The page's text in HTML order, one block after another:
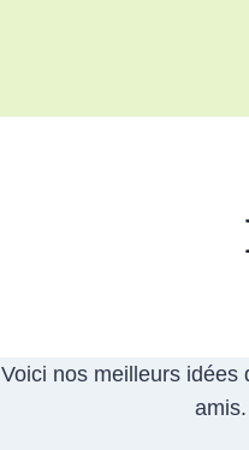
Voici nos meilleurs idées
amis.